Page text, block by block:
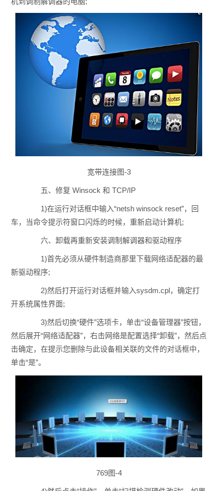
宽带连接图-3
五、修复 Winsock 和 TCP/IP
1)在运行对话框中输入“netsh winsock reset”，回
车，当命令提示符窗口闪烁的时候，重新启动计算机;
六、卸载再重新安装调制解调器和驱动程序
1)首先必须从硬件制造商那里下载网络适配器的最
新驱动程序;
2)然后打开运行对话框并输入sysdm.cpl，确定打
开系统属性界面;
3)然后切换“硬件”选项卡，单击“设备管理器”按钮，
然后展开“网络适配器”，右击网络是配置选择“卸载”，然后点
击确定，在提示您删除与此设备相关联的文件的对话框中，
单击“是”。
769图-4